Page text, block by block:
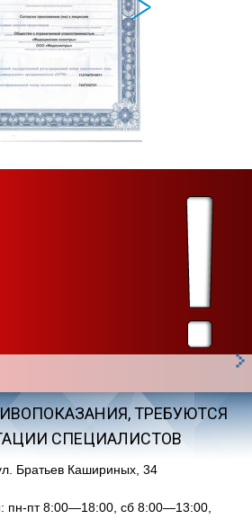
ТРЕБУЮТСЯ
СПЕЦИАЛИСТОВ
Братьев Кашириных, 34
пн-пт 8:00—18:00, сб 8:00—13:00,